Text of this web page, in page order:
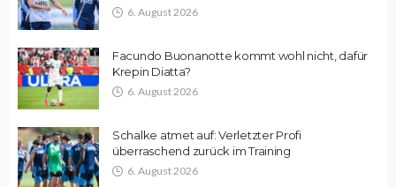
6. August 2026
Facundo Buonanotte kommt wohl nicht, dafür
Krepin Diatta?
6. August 2026
Schalke atmet auf: Verletzter Profi
überraschend zurück im Training
6. August 2026